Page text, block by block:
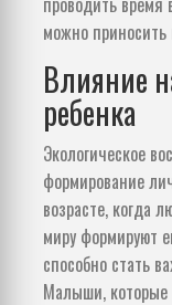
можно
Влияние
ребенка
Экологическое
формирование
возрасте, когда
миру формируют
способно стать
Малыши, которые